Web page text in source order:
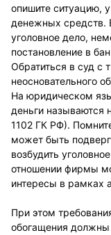
опишите ситуацию,
денежных средств.
уголовное дело,
постановление в
Обратиться в суд с
неосновательного
На юридическом
деньги называются
1102 ГК РФ).
может быть
возбудить
отношении фирмы
интересы в рамках
При этом
обогащения